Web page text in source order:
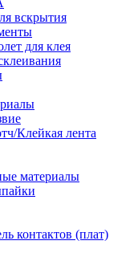
вскрытия
для клея
Клейкая лента
материалы
контактов (плат)